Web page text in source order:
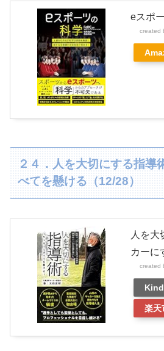
eスポ
created
２４．人を大切にする指導
べてを懸ける（12/28）
人を大
カーに
created
楽天